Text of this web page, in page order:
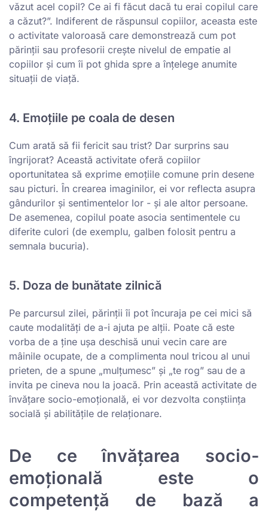
văzut acel copil? Ce ai fi făcut dacă tu erai copilul care
a căzut?”. Indiferent de răspunsul copiilor, aceasta este
o activitate valoroasă care demonstrează cum pot
părinții sau profesorii crește nivelul de empatie al
copiilor și cum îi pot ghida spre a înțelege anumite
situații de viață.
4. Emoțiile pe coala de desen
Cum arată să fii fericit sau trist? Dar surprins sau
îngrijorat? Această activitate oferă copiilor
oportunitatea să exprime emoțiile comune prin desene
sau picturi. În crearea imaginilor, ei vor reflecta asupra
gândurilor și sentimentelor lor - și ale altor persoane.
De asemenea, copilul poate asocia sentimentele cu
diferite culori (de exemplu, galben folosit pentru a
semnala bucuria).
5. Doza de bunătate zilnică
Pe parcursul zilei, părinții îi pot încuraja pe cei mici să
caute modalități de a-i ajuta pe alții. Poate că este
vorba de a ține ușa deschisă unui vecin care are
mâinile ocupate, de a complimenta noul tricou al unui
prieten, de a spune „mulțumesc” și „te rog” sau de a
invita pe cineva nou la joacă. Prin această activitate de
învățare socio-emoțională, ei vor dezvolta conștiința
socială și abilitățile de relaționare.
De ce învățarea socio-
emoțională este o
competență de bază a